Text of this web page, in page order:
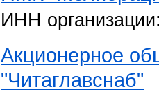
ИНН
Акционерное
"Читаглавснаб"